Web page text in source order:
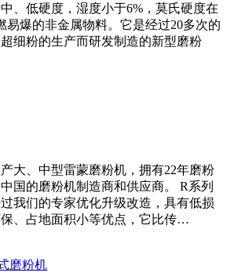
、低硬度，湿度小于6%，莫氏硬度在
易爆的非金属物料。它是经过20多次的
细粉的生产而研发制造的新型磨粉
大、中型雷蒙磨粉机，拥有22年磨粉
国的磨粉机制造商和供应商。 R系列
我们的专家优化升级改造，具有低损
、占地面积小等优点，它比传…